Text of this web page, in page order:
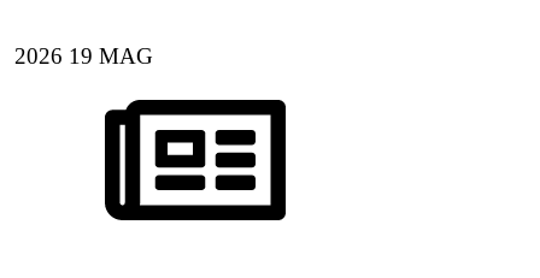
2026 19 MAG